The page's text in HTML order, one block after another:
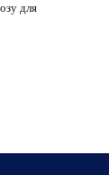
для